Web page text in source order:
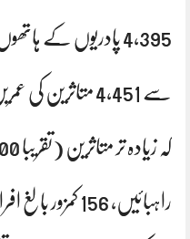
4,395 پادریوں کے